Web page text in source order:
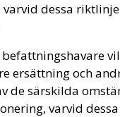
dessa
befattningshavare
ersättning och
de särskilda
varvid